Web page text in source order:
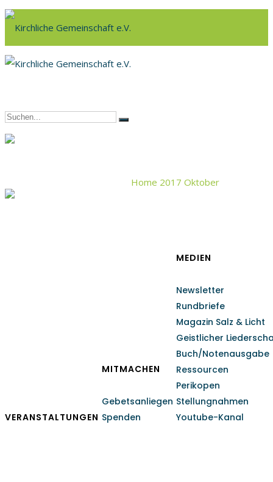
VERANSTALTUNGEN
MITMACHEN
Gebetsanliegen
Spenden
MEDIEN
Newsletter
Rundbriefe
Magazin Salz & Licht
Geistlicher
Buch/Notenausgabe
Ressourcen
Perikopen
Stellungnahmen
Youtube-Kanal
Home 2017 Oktober